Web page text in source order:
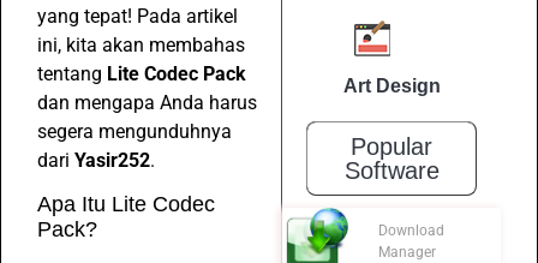
yang tepat! Pada artikel
ini, kita akan membahas
tentang Lite Codec Pack
dan mengapa Anda harus
segera mengunduhnya
dari Yasir252.
Apa Itu Lite Codec
Pack?
Art Design
Popular
Software
Download
Manager